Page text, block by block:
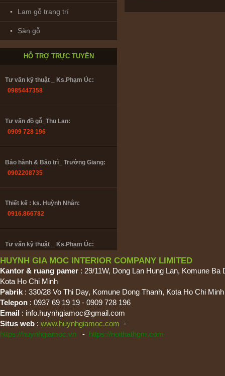
Lam gỗ trang trí
Sàn gỗ
HỖ TRỢ TRỰC TUYẾN
0902208735
Thiết kế : ks. Huỳnh Nhân:
0916.866782
Tư vấn kỹ thuật _ Ks.Phạm Úc:
0985447358
Tư vấn đồ gỗ_Thu Lan:
0909 728 196
Bảo hành & Bảo trì_ Trường Giang:
0902208735
Thiết kế : ks. Huỳnh Nhân:
0916.866782
Tư vấn kỹ thuật _ Ks.Phạm Úc:
Tư vấn đồ gỗ_Thu Lan:
0909 728 196
Bảo hành & Bảo trì_ Trường Giang:
0902208735
HUYNH GIA MOC INTERIOR COMPANY LIMITED
Kantor & ruang pamer : 29/11W, Dong Lan Hung Lan, Komune Ba
Kota Ho Chi Minh
Pabrik : 330/28 Vo Thi Day, Komune Dong Thanh, Kota Ho Chi Minh
Telepon : 0937 69 19 19 - 0909 728 196
Email : info.huynhgiamoc@gmail.com
Situs web : www.huynhgiamoc.com -
https://huynhgiamoc.vn
- https://noithathgm.com